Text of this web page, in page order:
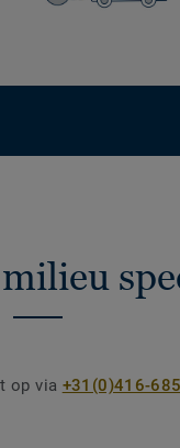
op via +31(0)416-